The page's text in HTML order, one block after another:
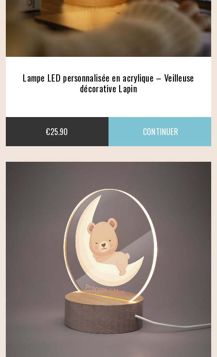
Lampe LED personnalisée en acrylique – Veilleuse
décorative Lapin
€25.90